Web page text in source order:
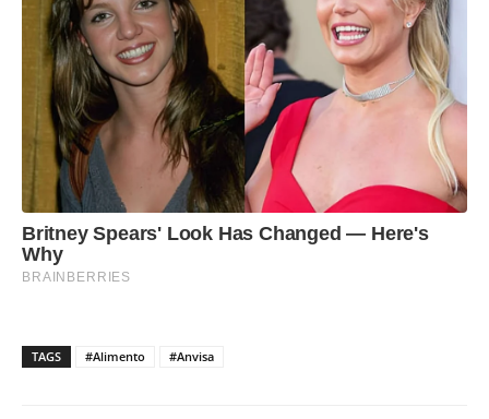
TAGS #Alimento #Anvisa